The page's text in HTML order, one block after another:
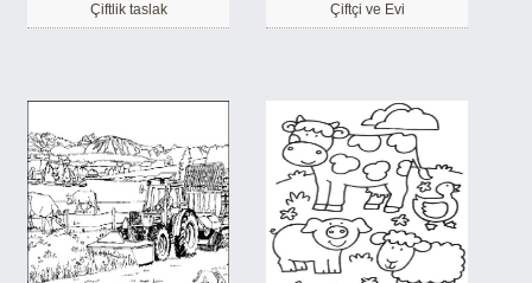
Çiftlik taslak Çiftçi ve Evi